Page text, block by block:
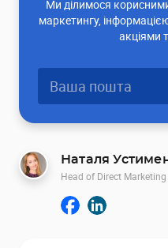
Ми ділимося
маркетингу,
акціями
Наталя
Head of Direct Marketing